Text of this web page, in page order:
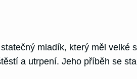
mladík, který měl velké
a utrpení. Jeho příběh se